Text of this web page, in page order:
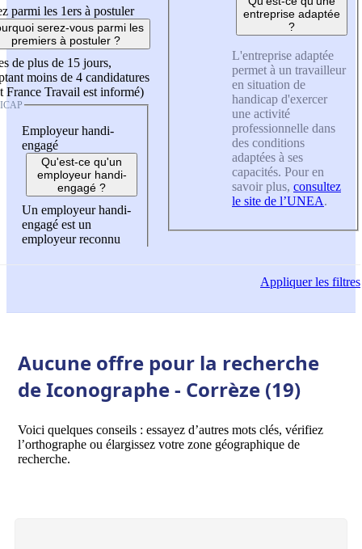
parmi les 1ers à postuler
serez-vous parmi les
premiers à postuler ?
de plus de 15 jours,
moins de 4 candidatures
France Travail est informé)
Employeur handi-
engagé
Qu'est-ce qu'un
employeur handi-
engagé ?
Un employeur handi-
engagé est un
employeur reconnu
entreprise adaptée
?
L'entreprise adaptée
permet à un travailleur
en situation de
handicap d'exercer
une activité
professionnelle dans
des conditions
adaptées à ses
capacités. Pour en
savoir plus, consultez
le site de l’UNEA.
Appliquerles filtres
Aucune offre pour la recherche
de Iconographe - Corrèze (19)
Voici quelques conseils : essayez d’autres mots clés, vérifiez
l’orthographe ou élargissez votre zone géographique de
recherche.